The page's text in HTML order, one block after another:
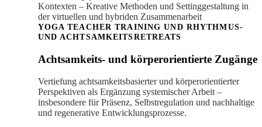
Kontexten – Kreative Methoden und Settinggestaltung in
der virtuellen und hybriden Zusammenarbeit
YOGA TEACHER TRAINING UND RHYTHMUS-
UND ACHTSAMKEITSRETREATS
Achtsamkeits- und körperorientierte Zugänge
Vertiefung achtsamkeitsbasierter und körperorientierter
Perspektiven als Ergänzung systemischer Arbeit –
insbesondere für Präsenz, Selbstregulation und nachhaltige
und regenerative Entwicklungsprozesse.